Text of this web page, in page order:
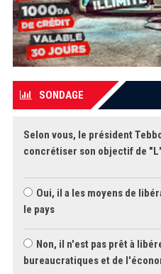
SONDAGE
Selon vous, le président
concrétiser son objectif de
Oui, il a les moyens de
le pays
Non, il n'est pas prêt à
bureaucratiques et de